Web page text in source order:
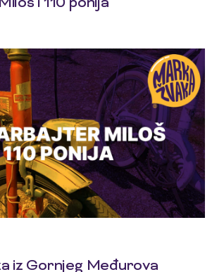
iz Gornjeg Međurova